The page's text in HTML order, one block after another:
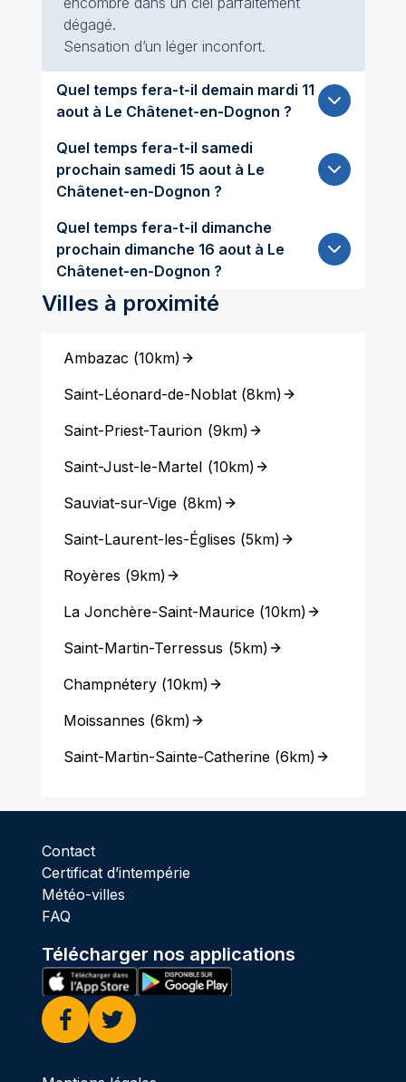
dégagé.
Sensation d’un léger inconfort.
Quel temps fera-t-il demain mardi 11
aout à Le Châtenet-en-Dognon ?
Quel temps fera-t-il samedi
prochain samedi 15 aout à Le
Châtenet-en-Dognon ?
Quel temps fera-t-il dimanche
prochain dimanche 16 aout à Le
Châtenet-en-Dognon ?
Villes à proximité
Ambazac (10km)
Saint-Léonard-de-Noblat(8km)
Saint-Priest-Taurion (9km)
Saint-Just-le-Martel (10km)
Sauviat-sur-Vige (8km)
Saint-Laurent-les-Églises (5km)
Royères (9km)
La Jonchère-Saint-Maurice(10km)
Saint-Martin-Terressus (5km)
Champnétery(10km)
Moissannes (6km)
Saint-Martin-Sainte-Catherine(6km)
Contact
Certificat d’intempérie
Météo-villes
FAQ
Télécharger nos applications
Facebook
Twitter